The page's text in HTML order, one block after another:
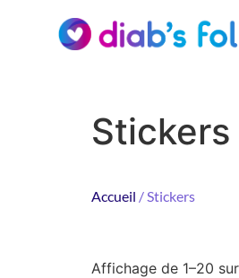
Stickers
Accueil / Stickers
Affichage de 1–20